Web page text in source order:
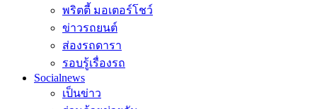
พริตตี้ มอเตอร์โชว์
ข่าวรถยนต์
ส่องรถดารา
รอบรู้เรื่องรถ
Socialnews
เป็นข่าว